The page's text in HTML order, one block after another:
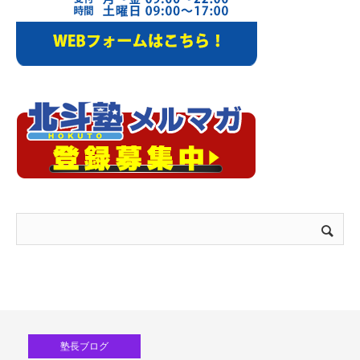
塾長ブログ